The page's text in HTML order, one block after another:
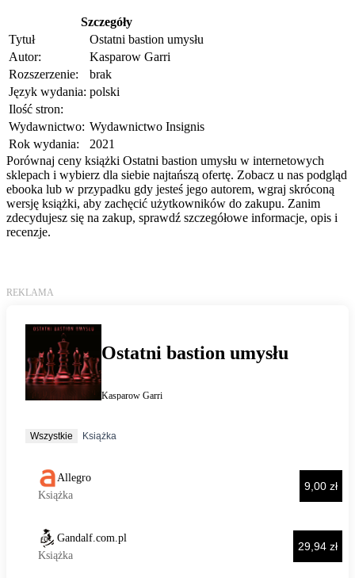
Szczegóły
Tytuł
Ostatni bastion umysłu
Autor:
Kasparow Garri
Rozszerzenie:
brak
Język wydania: polski
Ilość stron:
Wydawnictwo: Wydawnictwo Insignis
Rok wydania:
2021
Porównaj ceny książki Ostatni bastion umysłu w internetowych
sklepach i wybierz dla siebie najtańszą ofertę. Zobacz u nas podgląd
ebooka lub w przypadku gdy jesteś jego autorem, wgraj skróconą
wersję książki, aby zachęcić użytkowników do zakupu. Zanim
zdecydujesz się na zakup, sprawdź szczegółowe informacje, opis i
recenzje.